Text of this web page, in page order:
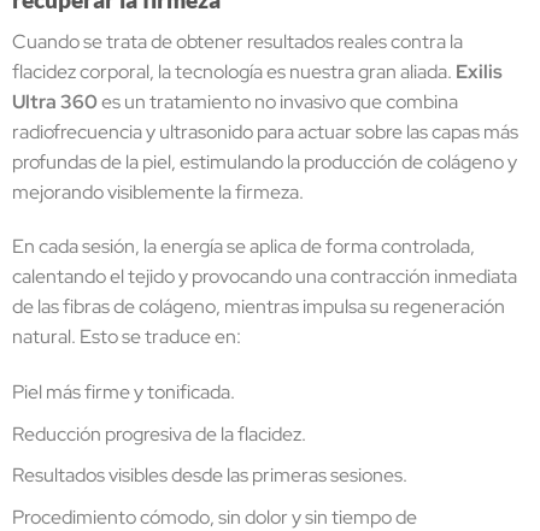
Cuando se trata de obtener resultados reales contra la
flacidez corporal, la tecnología es nuestra gran aliada. Exilis
Ultra 360es un tratamiento no invasivo que combina
radiofrecuencia y ultrasonido para actuar sobre las capas más
profundas de la piel, estimulando la producción de colágeno y
mejorando visiblemente la firmeza.
En cada sesión, la energía se aplica de forma controlada,
calentando el tejido y provocando una contracción inmediata
de las fibras de colágeno, mientras impulsa su regeneración
natural. Esto se traduce en:
Piel más firme y tonificada.
Reducción progresiva de la flacidez.
Resultados visibles desde las primeras sesiones.
Procedimiento cómodo, sin dolor y sin tiempo de